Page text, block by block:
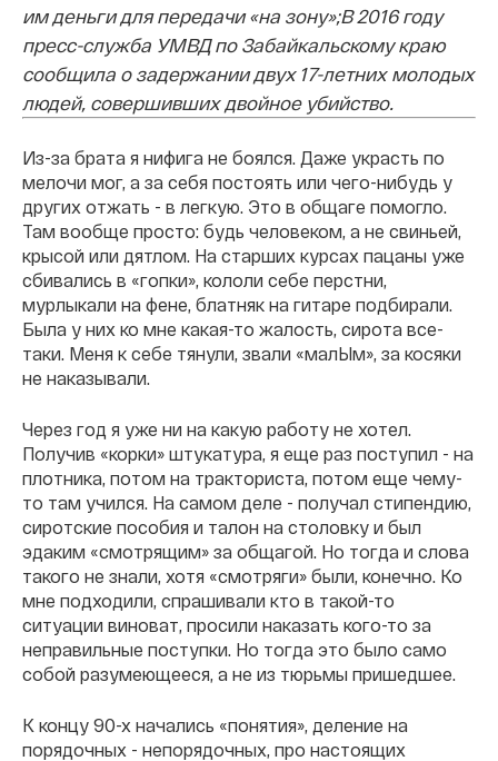
им деньги для передачи «на зону»;В 2016 году
пресс-служба УМВД по Забайкальскому краю
сообщила о задержании двух 17-летних молодых
людей, совершивших двойное убийство.
Из-за брата я нифига не боялся. Даже украсть по
мелочи мог, а за себя постоять или чего-нибудь у
других отжать - в легкую. Это в общаге помогло.
Там вообще просто: будь человеком, а не свиньей,
крысой или дятлом. На старших курсах пацаны уже
сбивались в «гопки», кололи себе перстни,
мурлыкали на фене, блатняк на гитаре подбирали.
Была у них ко мне какая-то жалость, сирота все-
таки. Меня к себе тянули, звали «малЫм», за косяки
не наказывали.
Через год я уже ни на какую работу не хотел.
Получив «корки» штукатура, я еще раз поступил - на
плотника, потом на тракториста, потом еще чему-
то там учился. На самом деле - получал стипендию,
сиротские пособия и талон на столовку и был
эдаким «смотрящим» за общагой. Но тогда и слова
такого не знали, хотя «смотряги» были, конечно. Ко
мне подходили, спрашивали кто в такой-то
ситуации виноват, просили наказать кого-то за
неправильные поступки. Но тогда это было само
собой разумеющееся, а не из тюрьмы пришедшее.
К концу 90-х начались «понятия», деление на
порядочных - непорядочных, про настоящих